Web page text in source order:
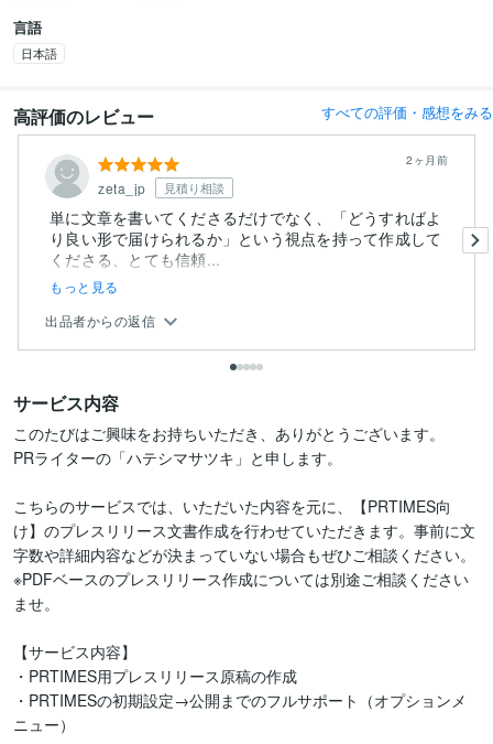
言語
日本語
高評価のレビュー すべての評価・感想をみる
zeta_jp 見積り相談
2ヶ月前
単に文章を書いてくださるだけでなく、「どうすればよ
り良い形で届けられるか」という視点を持って作成して
くださる、とても信頼...
もっと見る
出品者からの返信
サービス内容
このたびはご興味をお持ちいただき、ありがとうございます。
PRライターの「ハテシマサツキ」と申します。
こちらのサービスでは、いただいた内容を元に、【PRTIMES向
け】のプレスリリース文書作成を行わせていただきます。事前に文
字数や詳細内容などが決まっていない場合もぜひご相談ください。
※PDFベースのプレスリリース作成については別途ご相談ください
ませ。
【サービス内容】
・PRTIMES用プレスリリース原稿の作成
・PRTIMESの初期設定→公開までのフルサポート（オプションメ
ニュー）